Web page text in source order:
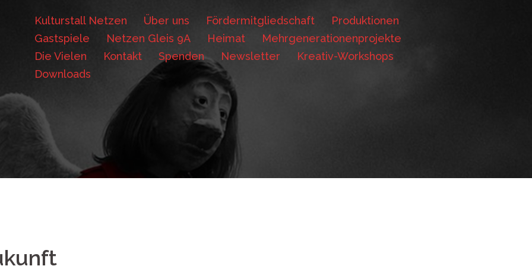
Kulturstall Netzen Über uns Fördermitgliedschaft
Produktionen
Gastspiele
Netzen Gleis 9A Heimat
Mehrgenerationenprojekte
Die Vielen
Kontakt Spenden Newsletter
Kreativ-Workshops
Downloads